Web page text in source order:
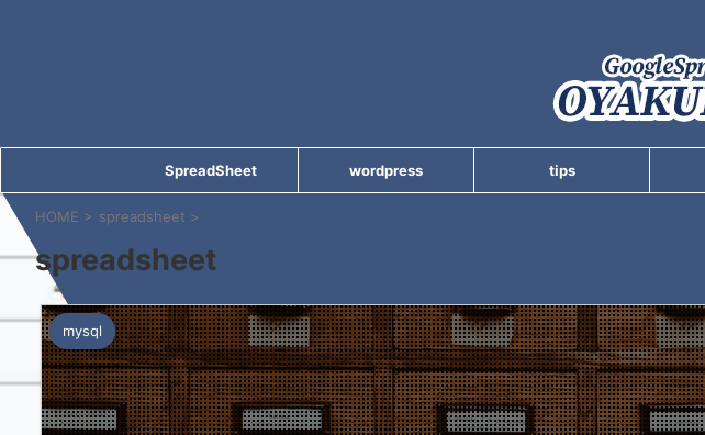
SpreadSheet wordpress tips
HOME > spreadsheet >
spreadsheet
mysql